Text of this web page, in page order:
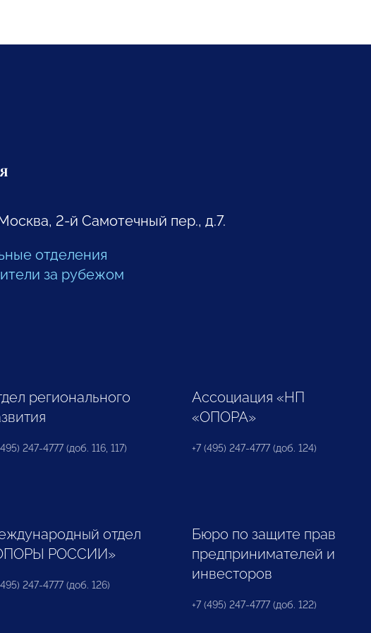
Москва, 2-й Самотечный пер., д.7.
отделения
за рубежом
регионального
247-4777 (доб. 116, 117)
Ассоциация «НП
«ОПОРА»
+7 (495) 247-4777 (доб. 124)
отдел
РОССИИ»
247-4777 (доб. 126)
Бюро по защите прав
предпринимателей и
инвесторов
+7 (495) 247-4777 (доб. 122)